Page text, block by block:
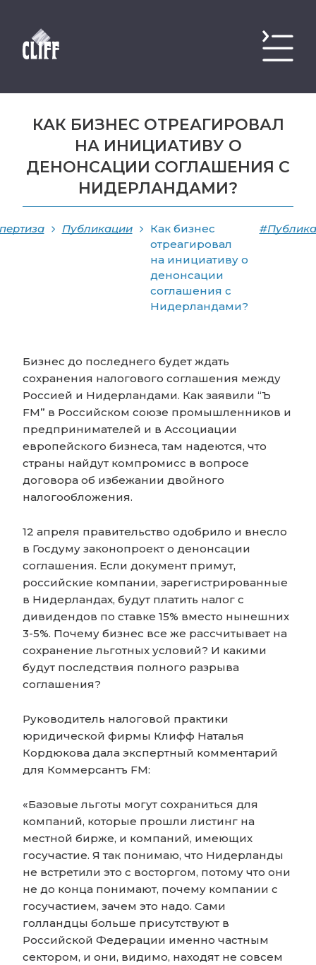
КАК БИЗНЕС ОТРЕАГИРОВАЛ
НА ИНИЦИАТИВУ О
ДЕНОНСАЦИИ СОГЛАШЕНИЯ С
НИДЕРЛАНДАМИ?
Публикации
Как бизнес
отреагировал
на инициативу о
денонсации
соглашения с
Нидерландами?
Бизнес до последнего будет ждать
сохранения налогового соглашения между
Россией и Нидерландами. Как заявили “Ъ
FM” в Российском союзе промышленников и
предпринимателей и в Ассоциации
европейского бизнеса, там надеются, что
страны найдут компромисс в вопросе
договора об избежании двойного
налогообложения.
12 апреля правительство одобрило и внесло
в Госдуму законопроект о денонсации
соглашения. Если документ примут,
российские компании, зарегистрированные
в Нидерландах, будут платить налог с
дивидендов по ставке 15% вместо нынешних
3-5%. Почему бизнес все же рассчитывает на
сохранение льготных условий? И какими
будут последствия полного разрыва
соглашения?
Руководитель налоговой практики
юридической фирмы Клифф Наталья
Кордюкова дала экспертный комментарий
для Коммерсантъ FM:
«Базовые льготы могут сохраниться для
компаний, которые прошли листинг на
местной бирже, и компаний, имеющих
госучастие. Я так понимаю, что Нидерланды
не встретили это с восторгом, потому что они
не до конца понимают, почему компании с
госучастием, зачем это надо. Сами
голландцы больше присутствуют в
Российской Федерации именно частным
сектором, и они, видимо, находят не совсем